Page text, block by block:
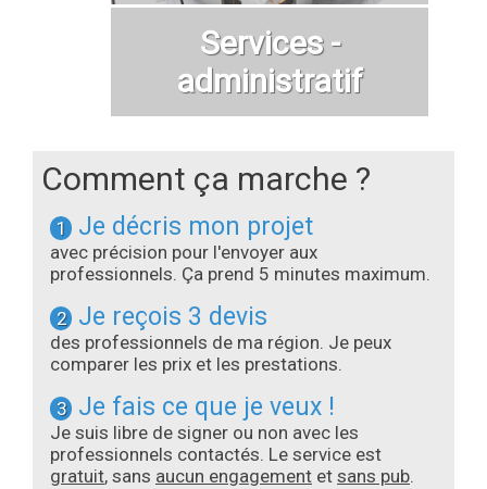
Services -
administratif
Comment ça marche ?
1 Je décris mon projet
avec précision pour l'envoyer aux
professionnels. Ça prend 5 minutes maximum.
2 Je reçois 3 devis
des professionnels de ma région. Je peux
comparer les prix et les prestations.
3 Je fais ce que je veux !
Je suis libre de signer ou non avec les
professionnels contactés. Le service est
gratuit, sans aucun engagement et sans pub.